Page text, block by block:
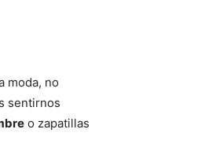
moda, no
sentirnos
o zapatillas